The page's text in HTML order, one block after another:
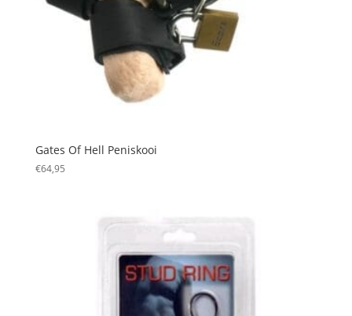
Gates Of Hell Peniskooi
€64,95